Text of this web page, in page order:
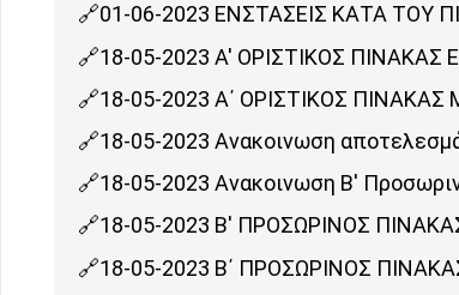
01-06-2023 ΕΝΣΤΑΣΕΙΣ ΚΑΤΑ ΤΟΥ
18-05-2023 Α' ΟΡΙΣΤΙΚΟΣ ΠΙΝΑΚΑΣ
18-05-2023 Α΄ ΟΡΙΣΤΙΚΟΣ
18-05-2023 Ανακοινωση
18-05-2023 Ανακοινωση Β'
18-05-2023 Β' ΠΡΟΣΩΡΙΝΟΣ
18-05-2023 Β΄ ΠΡΟΣΩΡΙΝΟΣ